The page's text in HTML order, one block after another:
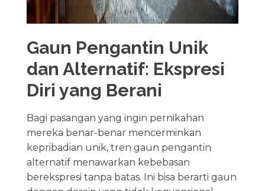
Gaun Pengantin Unik
dan Alternatif: Ekspresi
Diri yang Berani
Bagi pasangan yang ingin pernikahan
mereka benar-benar mencerminkan
kepribadian unik, tren gaun pengantin
alternatif menawarkan kebebasan
berekspresi tanpa batas. Ini bisa berarti gaun